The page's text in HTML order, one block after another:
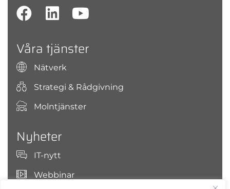
Våra tjänster
Nätverk
Strategi & Rådgivning
Molntjänster
Nyheter
IT-nytt
Webbinar